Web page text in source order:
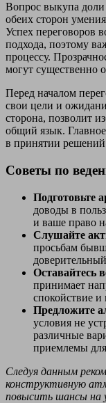
Вопрос выкупа доли
обеих сторон
Успех переговоров
подхода, поэтому
процессу.
могут существенно
Перед началом
свои цели и
сторона, позволит
общий язык.
в принятии
Советы по
Подготовьте
доводы в
и ваше право
Слушайте
просьбам
Оставайтесь
принимает
спокойствие и
Предложите
условия не
различные
приемлемы
Следуя данным
конструктивную
повысить шансы на